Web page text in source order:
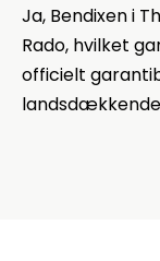
Ja, Bendixen i
Rado, hvilket
officielt